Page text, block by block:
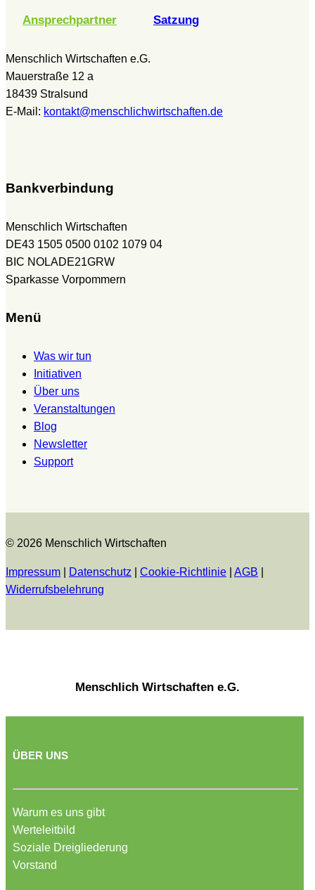
Ansprechpartner Satzung
Menschlich Wirtschaften e.G.
Mauerstraße 12 a
18439 Stralsund
E-Mail: kontakt@menschlichwirtschaften.de
Bankverbindung
Menschlich Wirtschaften
DE43 1505 0500 0102 1079 04
BIC NOLADE21GRW
Sparkasse Vorpommern
Menü
Was wir tun
Initiativen
Über uns
Veranstaltungen
Blog
Newsletter
Support
© 2026 Menschlich Wirtschaften
Impressum Datenschutz Cookie-Richtlinie AGB
Widerrufsbelehrung
Menschlich Wirtschaften e.G.
ÜBER UNS
Warum es uns gibt
Werteleitbild
Soziale Dreigliederung
Vorstand